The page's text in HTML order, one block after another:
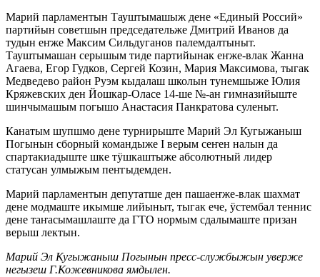
Марий парламентын Тауштымашыж дене «Единый Россий»
партийын советшын председательже Дмитрий Иванов да
тудын еҥже Максим Сильдуганов палемдалтыныт.
Тауштымашан серышым тиде партийынак еҥже-влак Жанна
Агаева, Егор Гудков, Сергей Козин, Мария Максимова, тыгак
Медведево район Руэм кыдалаш школын тунемшыже Юлия
Кряжевских ден Йошкар-Оласе 14-ше №-ан гимназийыште
шинчымашым погышо Анастасия Панкратова суленыт.
Канатым шупшмо дене турнирыште Марий Эл Кугыжаныш
Погынын сборный командыже I верым сеҥен налын да
спартакиадыште шке тӱшкаштыже абсолютный лидер
статусан улмыжым пеҥгыдемден.
Марий парламентын депутатше ден пашаеҥже-влак шахмат
дене модмаште икымше лийыныт, тыгак ече, ӱстембал теннис
дене таҥасымашлаште да ГТО нормым сдалымаште призан
верыш лектын.
Марий Эл Кугыжаныш Погынын пресс-службыжын уверже
негызеш Г.Кожевникова ямдылен.